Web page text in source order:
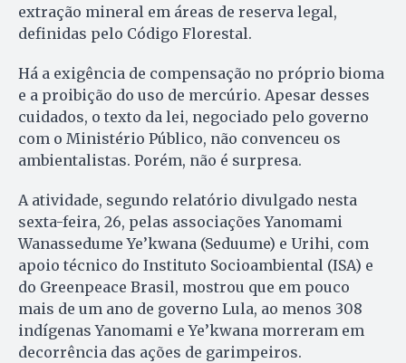
extração mineral em áreas de reserva legal,
definidas pelo Código Florestal.
Há a exigência de compensação no próprio bioma
e a proibição do uso de mercúrio. Apesar desses
cuidados, o texto da lei, negociado pelo governo
com o Ministério Público, não convenceu os
ambientalistas. Porém, não é surpresa.
A atividade, segundo relatório divulgado nesta
sexta-feira, 26, pelas associações Yanomami
Wanassedume Ye’kwana (Seduume) e Urihi, com
apoio técnico do Instituto Socioambiental (ISA) e
do Greenpeace Brasil, mostrou que em pouco
mais de um ano de governo Lula, ao menos 308
indígenas Yanomami e Ye’kwana morreram em
decorrência das ações de garimpeiros.